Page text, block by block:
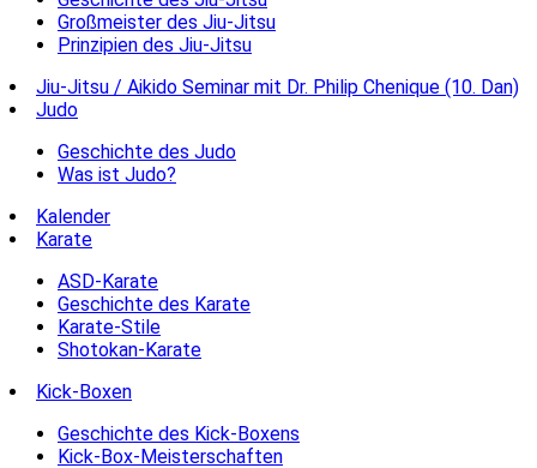
Großmeister des Jiu-Jitsu
Prinzipien des Jiu-Jitsu
Jiu-Jitsu / Aikido Seminar mit Dr. Philip Chenique (10. Dan)
Judo
Geschichte des Judo
Was ist Judo?
Kalender
Karate
ASD-Karate
Geschichte des Karate
Karate-Stile
Shotokan-Karate
Kick-Boxen
Geschichte des Kick-Boxens
Kick-Box-Meisterschaften